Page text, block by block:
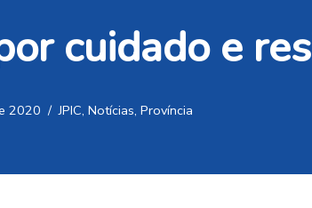
cuidado e
2020 JPIC, Notícias, Província